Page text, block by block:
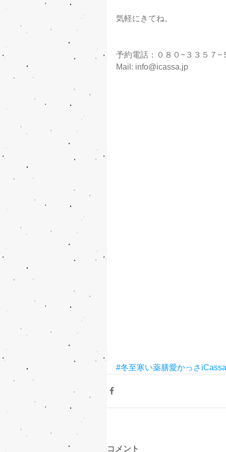
気軽にきてね。
予約電話：０８０−３３５７−
Mail: info@icassa.jp
#冬至寒い薬膳愛かっさiCassa
コメント